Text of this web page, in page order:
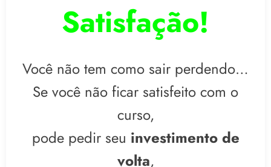
Satisfação!
Você não tem como sair perdendo…
Se você não ficar satisfeito com o
curso,
pode pedir seu investimento de
volta,